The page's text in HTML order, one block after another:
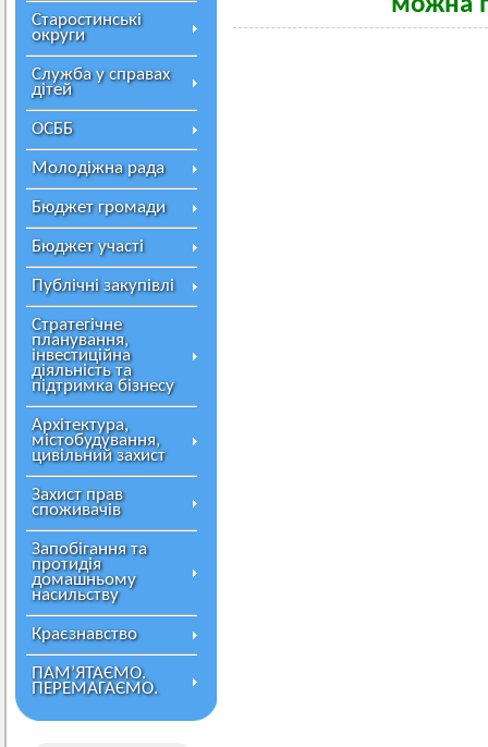
Старостинські
округи
Служба у справах
дітей
ОСББ
Молодіжна рада
Бюджет громади
Бюджет участі
Публічні закупівлі
Стратегічне
планування,
інвестиційна
діяльність та
підтримка бізнесу
Архітектура,
містобудування,
цивільний захист
Захист прав
споживачів
Запобігання та
протидія
домашньому
насильству
Краєзнавство
ПАМ’ЯТАЄМО.
ПЕРЕМАГАЄМО.